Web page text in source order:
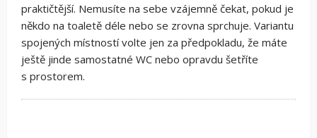
praktičtější. Nemusíte na sebe vzájemně čekat, pokud je
někdo na toaletě déle nebo se zrovna sprchuje. Variantu
spojených místností volte jen za předpokladu, že máte
ještě jinde samostatné WC nebo opravdu šetříte
s prostorem.